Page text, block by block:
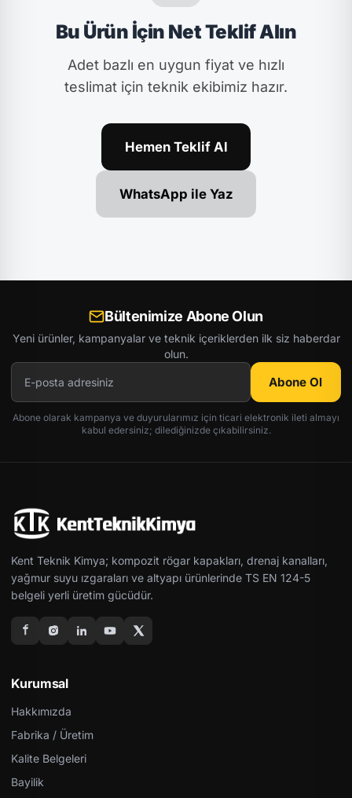
Bu Ürün İçin Net Teklif Alın
Adet bazlı en uygun fiyat ve hızlı
teslimat için teknik ekibimiz hazır.
Hemen Teklif Al
WhatsApp ile Yaz
Bültenimize Abone Olun
Yeni ürünler, kampanyalar ve teknik içeriklerden ilk siz haberdar
olun.
Abone Ol
Abone olarak kampanya ve duyurularımız için ticari elektronik ileti almayı
kabul edersiniz; dilediğinizde çıkabilirsiniz.
Kent Teknik Kimya; kompozit rögar kapakları, drenaj kanalları,
yağmur suyu ızgaraları ve altyapı ürünlerinde TS EN 124-5
belgeli yerli üretim gücüdür.
Kurumsal
Hakkımızda
Fabrika / Üretim
Kalite Belgeleri
Bayilik